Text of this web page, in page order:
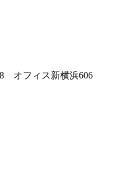
オフィス新横浜606